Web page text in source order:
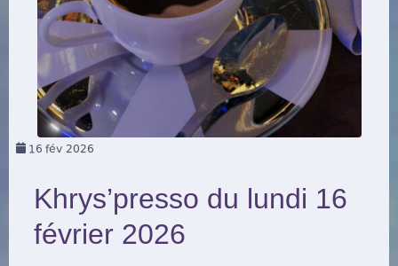
16 fév 2026
Khrys’presso du lundi 16
février 2026